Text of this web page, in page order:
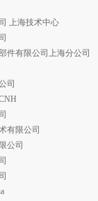
上海技术中心
件有限公司上海分公司
司
有限公司
公司